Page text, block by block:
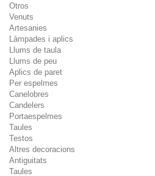
Otros
Venuts
Artesanies
Làmpades i aplics
Llums de taula
Llums de peu
Aplics de paret
Per espelmes
Canelobres
Candelers
Portaespelmes
Taules
Testos
Altres decoracions
Antiguitats
Taules